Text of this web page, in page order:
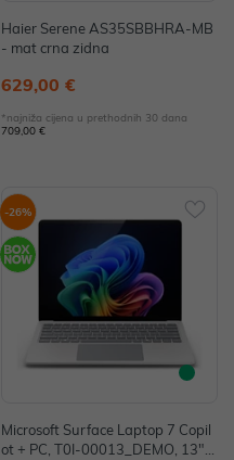
Haier Serene AS35SBBHRA-MB
- mat crna zidna
629,00 €
*najniža cijena u prethodnih 30 dana
709,00 €
-26%
Microsoft Surface Laptop 7 Copil
ot + PC, T0I-00013_DEMO, 13",